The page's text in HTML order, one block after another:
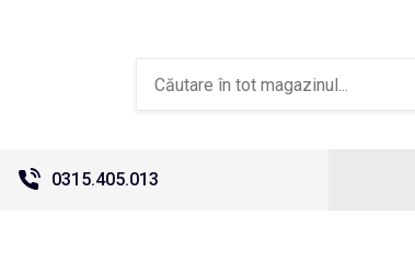
0315.405.013